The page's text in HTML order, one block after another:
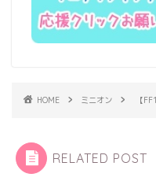
HOME ミニオン 【
RELATED POST